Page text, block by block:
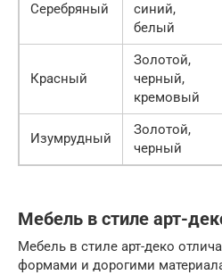
Серебряный
синий,
белый
Красный
Золотой,
черный,
кремовый
Изумрудный
Золотой,
черный
Мебель в стиле арт-
Мебель в стиле арт-деко
формами и дорогими